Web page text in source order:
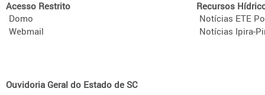
Acesso Restrito
Domo
Webmail
Recursos
Notícias ETE
Notícias Ipira-
Ouvidoria Geral do Estado de SC